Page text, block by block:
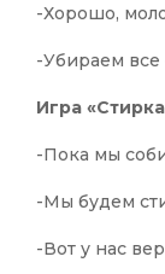
-Хорошо,
-Убираем все
Игра
-Пока мы
-Мы будем
-Вот у нас